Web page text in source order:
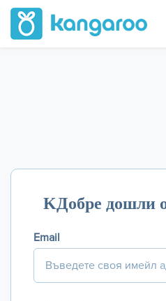
ΚДобре дошли
Email